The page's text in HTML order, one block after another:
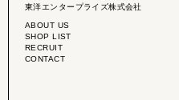
東洋エンタープライズ株式会社
ABOUT US
SHOP LIST
RECRUIT
CONTACT